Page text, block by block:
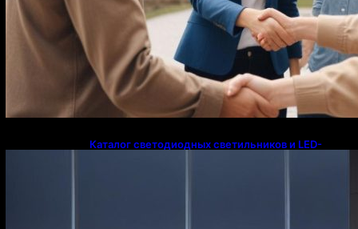
Каталог светодиодных светильников и LED-